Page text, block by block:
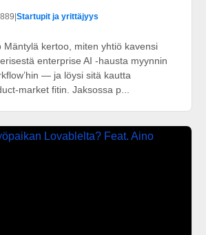
Startupit ja yrittäjyys
Mäntylä kertoo, miten yhtiö kavensi
enterprise AI -hausta myynnin
— ja löysi sitä kautta
market fitin. Jaksossa p...